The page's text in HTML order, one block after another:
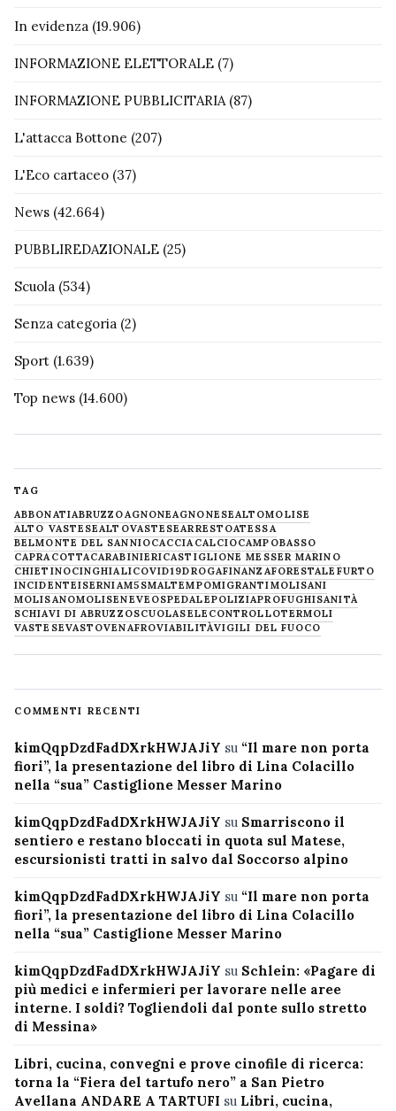
In evidenza (19.906)
INFORMAZIONE ELETTORALE (7)
INFORMAZIONE PUBBLICITARIA(87)
L'attacca Bottone (207)
L'Eco cartaceo (37)
News (42.664)
PUBBLIREDAZIONALE (25)
Scuola (534)
Senza categoria (2)
Sport (1.639)
Top news (14.600)
TAG
ABBONATIABRUZZOAGNONEAGNONESEALTOMOLISE
ALTO VASTESEALTOVASTESEARRESTOATESSA
BELMONTE DEL SANNIOCACCIACALCIOCAMPOBASSO
CAPRACOTTACARABINIERICASTIGLIONE MESSER MARINO
CHIETINOCINGHIALICOVID19DROGAFINANZAFORESTALE FURTO
INCIDENTEISERNIAM5SMALTEMPOMIGRANTIMOLISANI
MOLISANOMOLISENEVE OSPEDALEPOLIZIAPROFUGHISANITÀ
SCHIAVI DI ABRUZZOSCUOLASELECONTROLLOTERMOLI
VASTESEVASTOVENAFROVIABILITÀVIGILI DEL FUOCO
COMMENTI RECENTI
kimQqpDzdFadDXrkHWJAJiY su “Il mare non porta
fiori”, la presentazione del libro di Lina Colacillo
nella “sua” Castiglione Messer Marino
kimQqpDzdFadDXrkHWJAJiY su Smarriscono il
sentiero e restano bloccati in quota sul Matese,
escursionisti tratti in salvo dal Soccorso alpino
kimQqpDzdFadDXrkHWJAJiY su “Il mare non porta
fiori”, la presentazione del libro di Lina Colacillo
nella “sua” Castiglione Messer Marino
kimQqpDzdFadDXrkHWJAJiY su Schlein: «Pagare di
più medici e infermieri per lavorare nelle aree
interne. I soldi? Togliendoli dal ponte sullo stretto
di Messina»
Libri, cucina, convegni e prove cinofile di ricerca:
torna la “Fiera del tartufo nero” a San Pietro
Avellana ANDARE A TARTUFI su Libri, cucina,